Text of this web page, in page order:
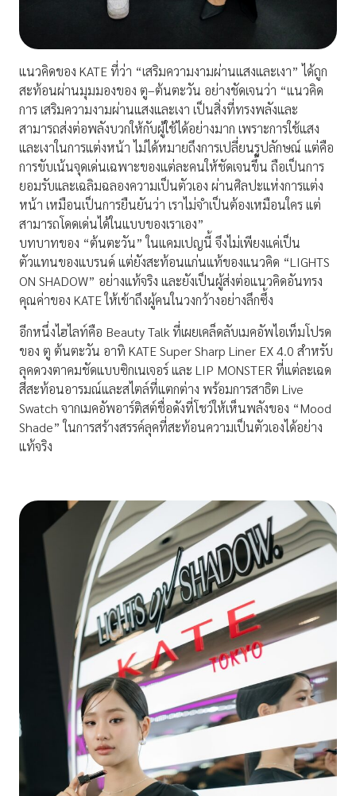
แนวคิดของ KATE ที่ว่า “เสริมความงามผ่านแสงและเงา” ได้ถูก
สะท้อนผ่านมุมมองของ ตู–ต้นตะวัน อย่างชัดเจนว่า “แนวคิด
การ เสริมความงามผ่านแสงและเงา เป็นสิ่งที่ทรงพลังและ
สามารถส่งต่อพลังบวกให้กับผู้ใช้ได้อย่างมาก เพราะการใช้แสง
และเงาในการแต่งหน้า ไม่ได้หมายถึงการเปลี่ยนรูปลักษณ์ แต่คือ
การขับเน้นจุดเด่นเฉพาะของแต่ละคนให้ชัดเจนขึ้น ถือเป็นการ
ยอมรับและเฉลิมฉลองความเป็นตัวเอง ผ่านศิลปะแห่งการแต่ง
หน้า เหมือนเป็นการยืนยันว่า เราไม่จำเป็นต้องเหมือนใคร แต่
สามารถโดดเด่นได้ในแบบของเราเอง”
บทบาทของ “ต้นตะวัน” ในแคมเปญนี้ จึงไม่เพียงแค่เป็น
ตัวแทนของแบรนด์ แต่ยังสะท้อนแก่นแท้ของแนวคิด “LIGHTS
ON SHADOW” อย่างแท้จริง และยังเป็นผู้ส่งต่อแนวคิดอันทรง
คุณค่าของ KATE ให้เข้าถึงผู้คนในวงกว้างอย่างลึกซึ้ง
อีกหนึ่งไฮไลท์คือ Beauty Talk ที่เผยเคล็ดลับเมคอัพไอเท็มโปรด
ของ ตู ต้นตะวัน อาทิ KATE Super Sharp Liner EX 4.0 สำหรับ
ลุคดวงตาคมชัดแบบซิกเนเจอร์ และ LIP MONSTER ที่แต่ละเฉด
สีสะท้อนอารมณ์และสไตล์ที่แตกต่าง พร้อมการสาธิต Live
Swatch จากเมคอัพอาร์ติสต์ชื่อดังที่โชว์ให้เห็นพลังของ “Mood
Shade” ในการสร้างสรรค์ลุคที่สะท้อนความเป็นตัวเองได้อย่าง
แท้จริง